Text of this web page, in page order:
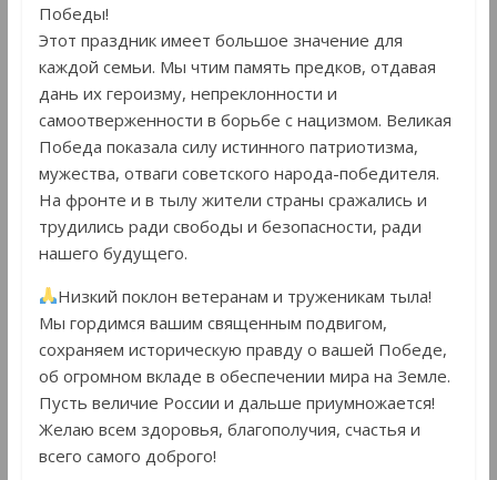
Победы!
Этот праздник имеет большое значение для
каждой семьи. Мы чтим память предков, отдавая
дань их героизму, непреклонности и
самоотверженности в борьбе с нацизмом. Великая
Победа показала силу истинного патриотизма,
мужества, отваги советского народа-победителя.
На фронте и в тылу жители страны сражались и
трудились ради свободы и безопасности, ради
нашего будущего.
Низкий поклон ветеранам и труженикам тыла!
Мы гордимся вашим священным подвигом,
сохраняем историческую правду о вашей Победе,
об огромном вкладе в обеспечении мира на Земле.
Пусть величие России и дальше приумножается!
Желаю всем здоровья, благополучия, счастья и
всего самого доброго!